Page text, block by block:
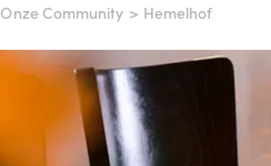
Onze Community > Hemelhof